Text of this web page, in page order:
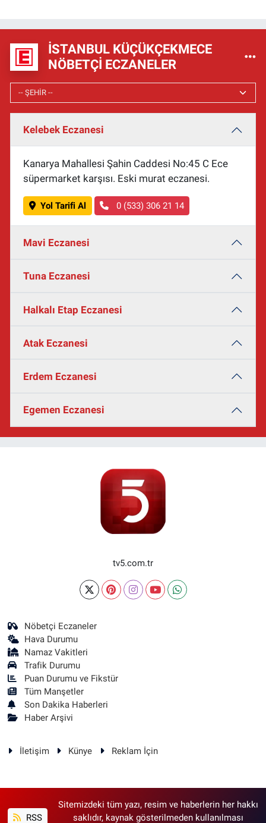
İSTANBUL KÜÇÜKÇEKMECE
NÖBETÇI ECZANELER
Kelebek Eczanesi
Kanarya Mahallesi Şahin Caddesi No:45 C Ece
süpermarket karşısı. Eski murat eczanesi.
Yol Tarifi Al 0 (533) 306 21 14
Mavi Eczanesi
Tuna Eczanesi
Halkalı Etap Eczanesi
Atak Eczanesi
Erdem Eczanesi
Egemen Eczanesi
tv5.com.tr
Nöbetçi Eczaneler
Hava Durumu
Namaz Vakitleri
Trafik Durumu
Puan Durumu ve Fikstür
Tüm Manşetler
Son Dakika Haberleri
Haber Arşivi
İletişim Künye Reklam İçin
RSS
Sitemizdeki tüm yazı, resim ve haberlerin her hakkı
saklıdır, kaynak gösterilmeden kullanılması